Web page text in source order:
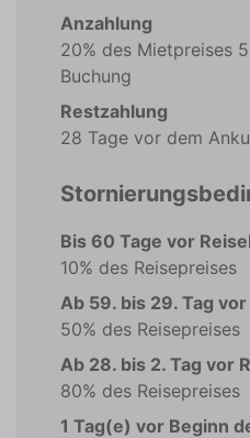
Anzahlung
20% des Mietpreises
Buchung
Restzahlung
28 Tage vor dem
Bis 60 Tage vor
10% des Reisepreises
Ab 59. bis 29. Tag
50% des Reisepreises
Ab 28. bis 2. Tag vor
80% des Reisepreises
1 Tag(e) vor Beginn